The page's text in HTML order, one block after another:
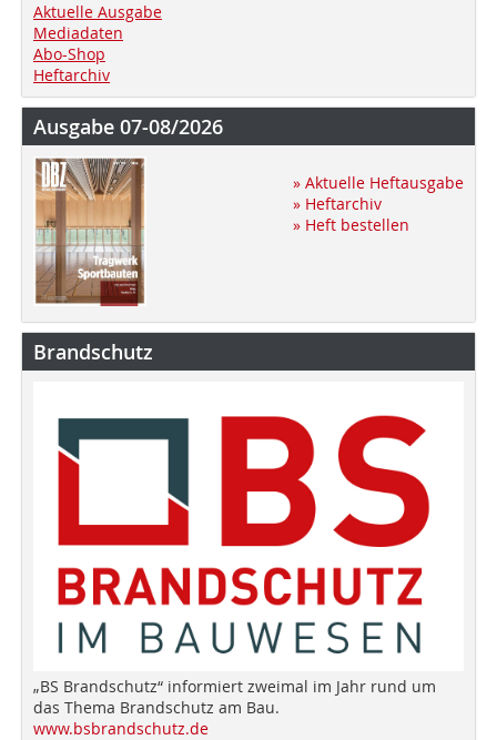
Aktuelle Ausgabe
Mediadaten
Abo-Shop
Heftarchiv
Ausgabe 07-08/2026
» Aktuelle Heftausgabe
» Heftarchiv
» Heft bestellen
Brandschutz
„BS Brandschutz“ informiert zweimal im Jahr rund um
das Thema Brandschutz am Bau.
www.bsbrandschutz.de